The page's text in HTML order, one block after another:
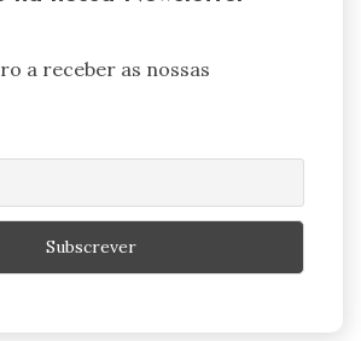
a receber as nossas